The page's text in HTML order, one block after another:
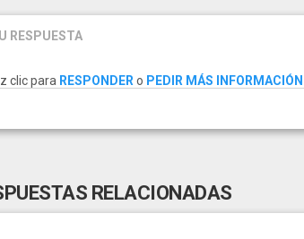
RESPUESTA
clic para RESPONDERo PEDIR MÁS INFORMACIÓN
RELACIONADAS